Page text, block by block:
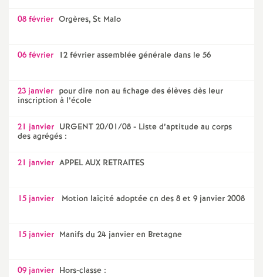
08 février Orgères, St Malo
06 février 12 février assemblée générale dans le 56
23 janvier pour dire non au fichage des élèves dès leur
inscription à l’école
21 janvier URGENT 20/01/08 - Liste d’aptitude au corps
des agrégés :
21 janvier APPEL AUX RETRAITES
15 janvier Motion laïcité adoptée cn des 8 et 9 janvier 2008
15 janvier Manifs du 24 janvier en Bretagne
09 janvier Hors-classe :